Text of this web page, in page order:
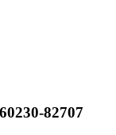
82707